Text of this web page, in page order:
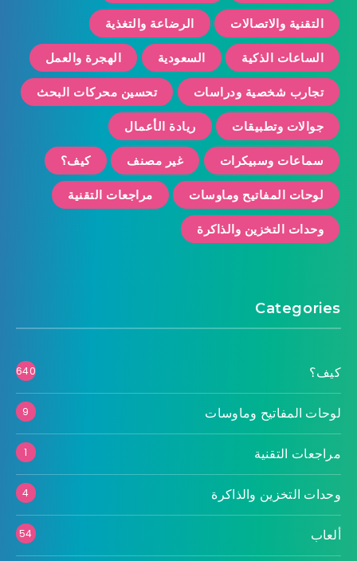
التقنية والاتصالات الرضاعة والتغذية
الساعات الذكية السعودية الهجرة والعمل
تجارب شخصية ودراسات تحسين محركات البحث
جوالات وتطبيقات ريادة الأعمال
سماعات وسبيكرات غير مصنف كيف؟
لوحات المفاتيح وماوسات مراجعات التقنية
وحدات التخزين والذاكرة
Categories
كيف؟ 640
لوحات المفاتيح وماوسات 9
مراجعات التقنية 1
وحدات التخزين والذاكرة 4
ألعاب 54